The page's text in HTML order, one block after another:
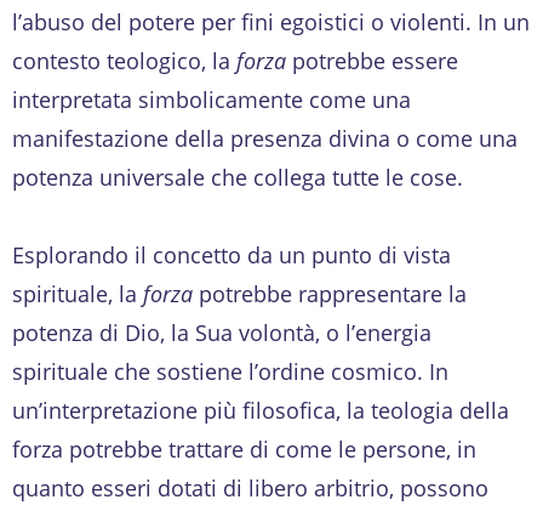
l’abuso del potere per fini egoistici o violenti. In un
contesto teologico, la forza potrebbe essere
interpretata simbolicamente come una
manifestazione della presenza divina o come una
potenza universale che collega tutte le cose.
Esplorando il concetto da un punto di vista
spirituale, la forza potrebbe rappresentare la
potenza di Dio, la Sua volontà, o l’energia
spirituale che sostiene l’ordine cosmico. In
un’interpretazione più filosofica, la teologia della
forza potrebbe trattare di come le persone, in
quanto esseri dotati di libero arbitrio, possono